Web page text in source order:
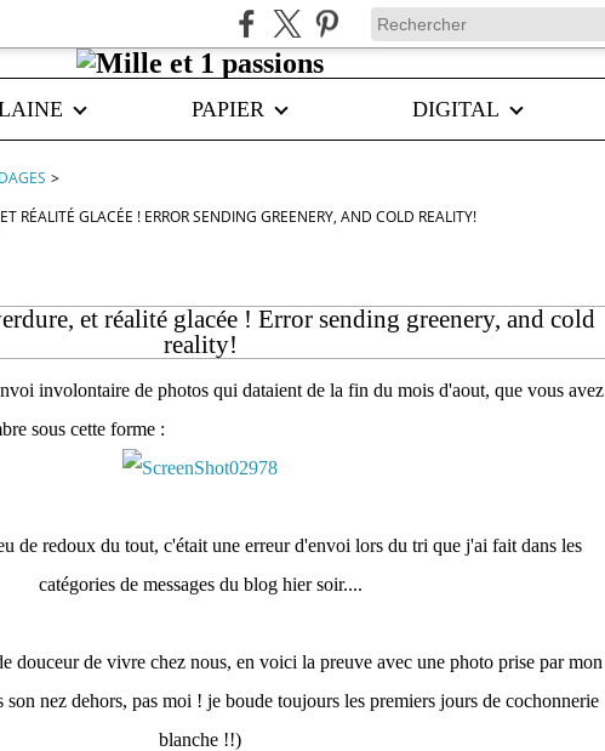
PAPIER DIGITAL
>
RÉALITÉ GLACÉE ! ERROR SENDING GREENERY, AND COLD REALITY!
et réalité glacée ! Error sending greenery, and cold
reality!
involontaire de photos qui dataient de la fin du mois d'aout, que vous avez
sous cette forme :
de redoux du tout, c'était une erreur d'envoi lors du tri que j'ai fait dans les
catégories de messages du blog hier soir....
douceur de vivre chez nous, en voici la preuve avec une photo prise par mon
nez dehors, pas moi ! je boude toujours les premiers jours de cochonnerie
blanche !!)